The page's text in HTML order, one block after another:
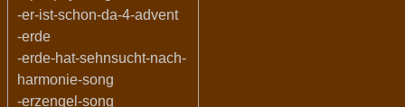
-er-ist-schon-da-4-advent
-erde
-erde-hat-sehnsucht-nach-
harmonie-song
-erzengel-song